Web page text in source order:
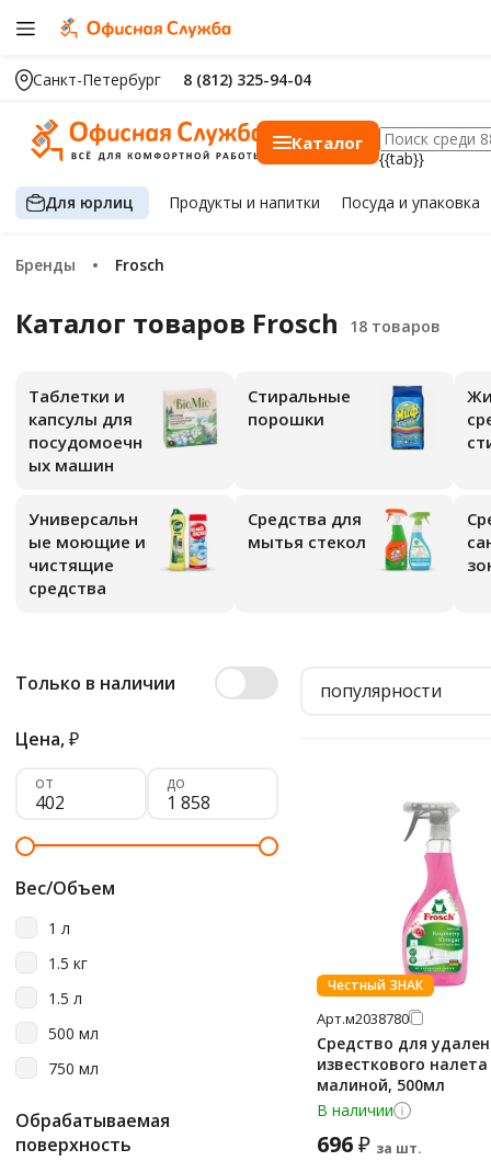
Санкт-Петербург 8 (812) 325-94-04
Каталог
{{tab}}
Для юрлиц Продуктыи напитки Посуда и упаковка
Бренды Frosch
Каталог товаров Frosch
Таблетки и
капсулы для
посудомоечн
ых машин
Стиральные
порошки
Универсальн
ые моющие и
чистящие
средства
Средства для
мытья стекол
Только в наличии
Цена,₽
от до
Вес/Объем
1 л
1.5 кг
1.5 л
500 мл
750 мл
Обрабатываемая
поверхность
популярности
Честный ЗНАК
Арт.м2038780
Средство для
известкового налета
малиной, 500мл
В наличии
696₽ за шт.